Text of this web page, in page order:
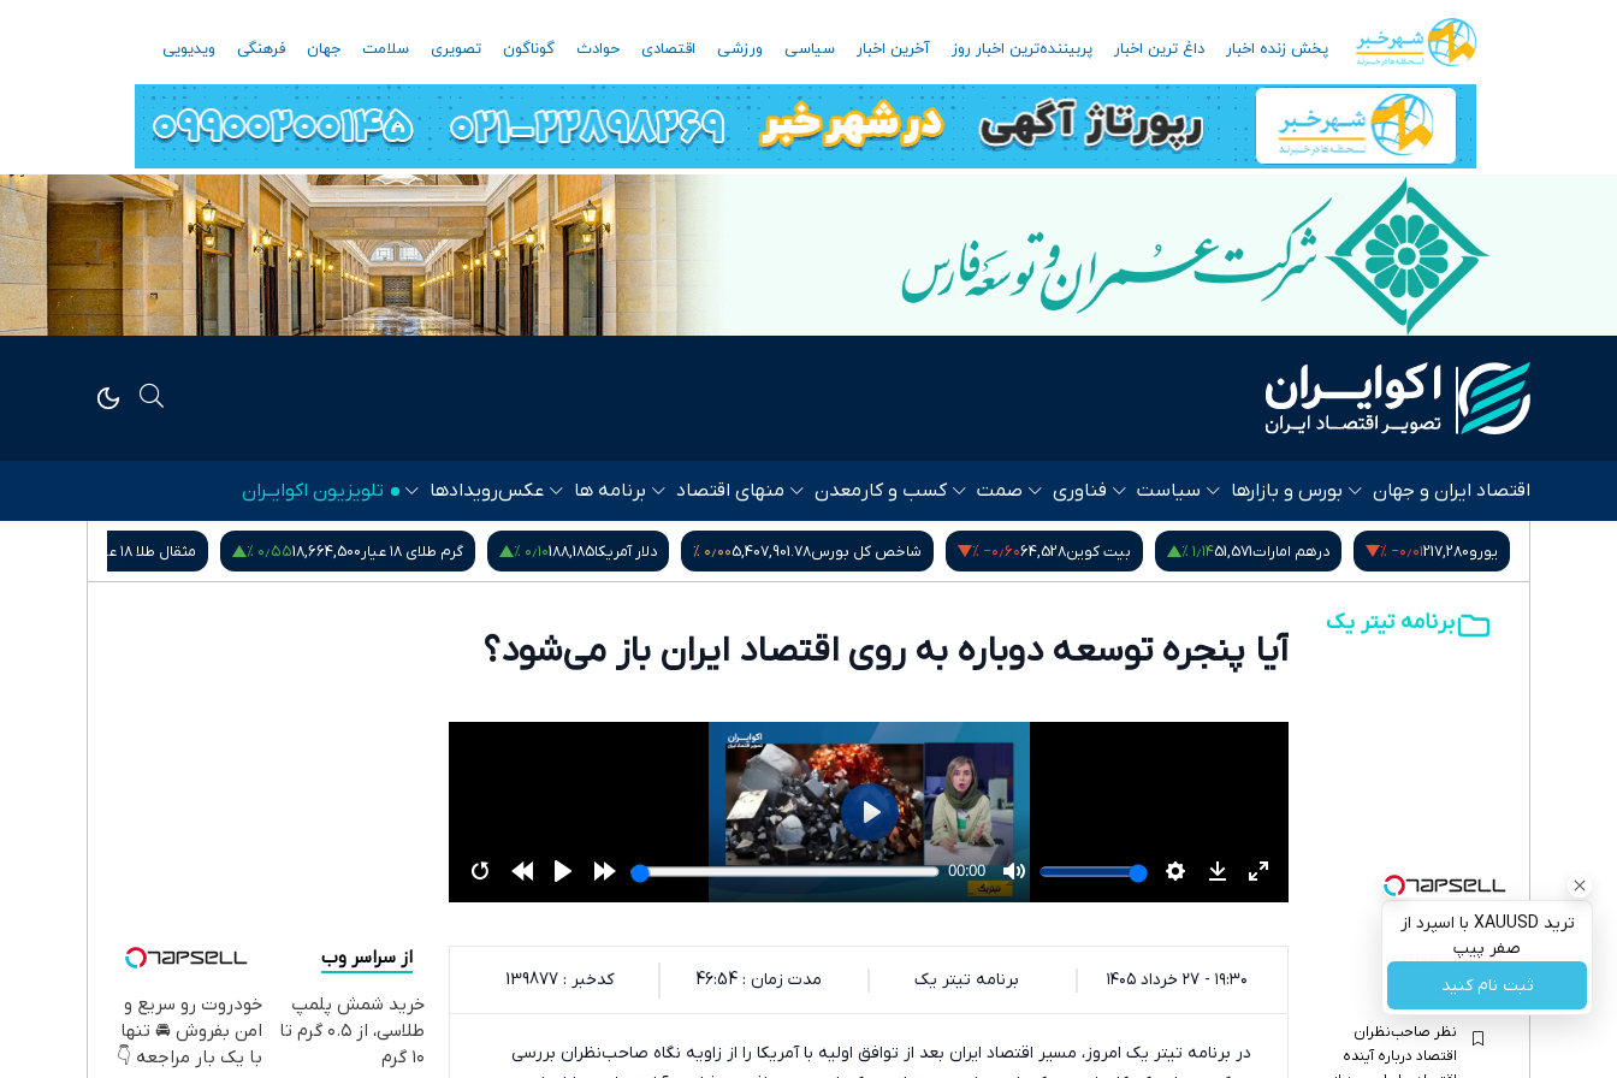
پخش زنده اخبار داغ ترین اخبار پربیننده‌ترین اخبار روز آخرین اخبار سیاسی ورزشی اقتصادی حوادث گوناگون تصویری سلامت جهان فرهنگی ویدیویی